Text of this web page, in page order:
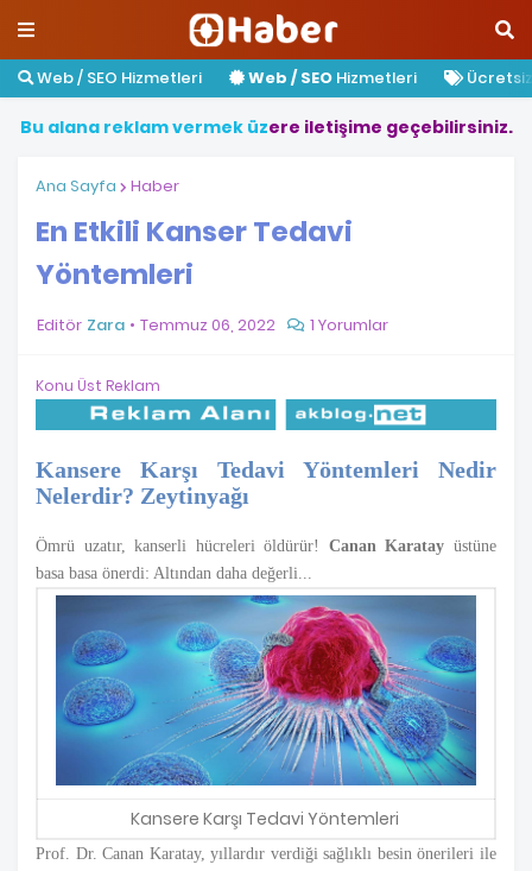
Web / SEO Hizmetleri Web / SEO Hizmetleri
Bu alana reklamvermek üzere iletişime geçebilirsiniz.
Ana Sayfa Haber
En Etkili Kanser Tedavi
Yöntemleri
Editör Zara Temmuz 06, 2022 1 Yorumlar
Konu Üst Reklam
Kansere Karşı Tedavi Yöntemleri Nedir
Nelerdir? Zeytinyağı
Ömrü uzatır, kanserli hücreleri öldürür! Canan Karatay üstüne
basa basa önerdi: Altından daha değerli...
Kansere Karşı Tedavi Yöntemleri
Prof. Dr. Canan Karatay, yıllardır verdiği sağlıklı besin önerileri ile